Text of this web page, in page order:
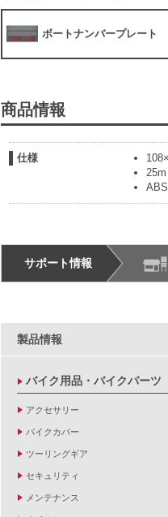
ボートナンバープレート
商品情報
仕様
サポート情報
製品情報
バイク用品・バイクパーツ
アクセサリー
バイクカバー
ツーリングギア
セキュリティ
メンテナンス